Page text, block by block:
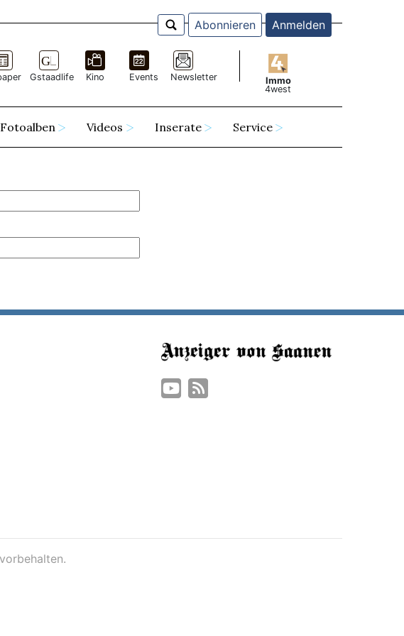
Abonnieren Anmelden
Gstaadlife Kino Events Newsletter
Immo
4west
Fotoalben Videos Inserate Service